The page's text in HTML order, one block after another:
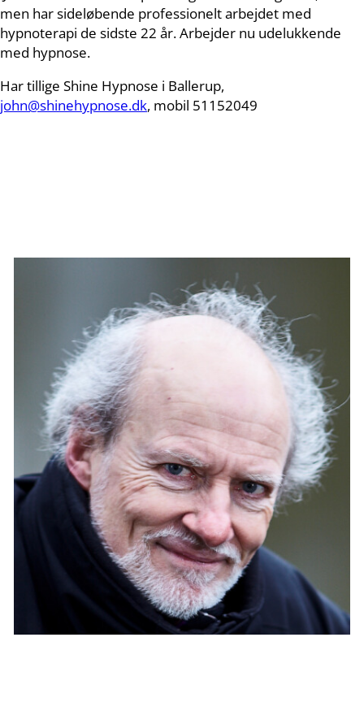
men har sideløbende professionelt arbejdet med
hypnoterapi de sidste 22 år. Arbejder nu udelukkende
med hypnose.
Har tillige Shine Hypnose i Ballerup,
john@shinehypnose.dk, mobil 51152049